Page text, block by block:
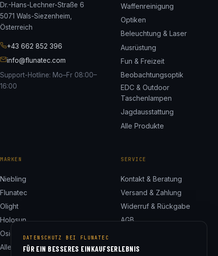
Dr.-Hans-Lechner-Straße 6
5071 Wals-Siezenheim,
Österreich
+43 662 852 396
info@flunatec.com
Support-Hotline: Mo–Fr 08:00–
16:00
Waffenreinigung
Optiken
Beleuchtung & Laser
Ausrüstung
Fun & Freizeit
Beobachtungsoptik
EDC & Outdoor
Taschenlampen
Jagdausstattung
Alle Produkte
MARKEN
Niebling
Flunatec
Olight
Holosun
Osight
Alle 24 Marken
SERVICE
Kontakt & Beratung
Versand & Zahlung
Widerruf & Rückgabe
AGB
Impressum
DATENSCHUTZ BEI FLUNATEC
FÜR EIN BESSERES EINKAUFSERLEBNIS